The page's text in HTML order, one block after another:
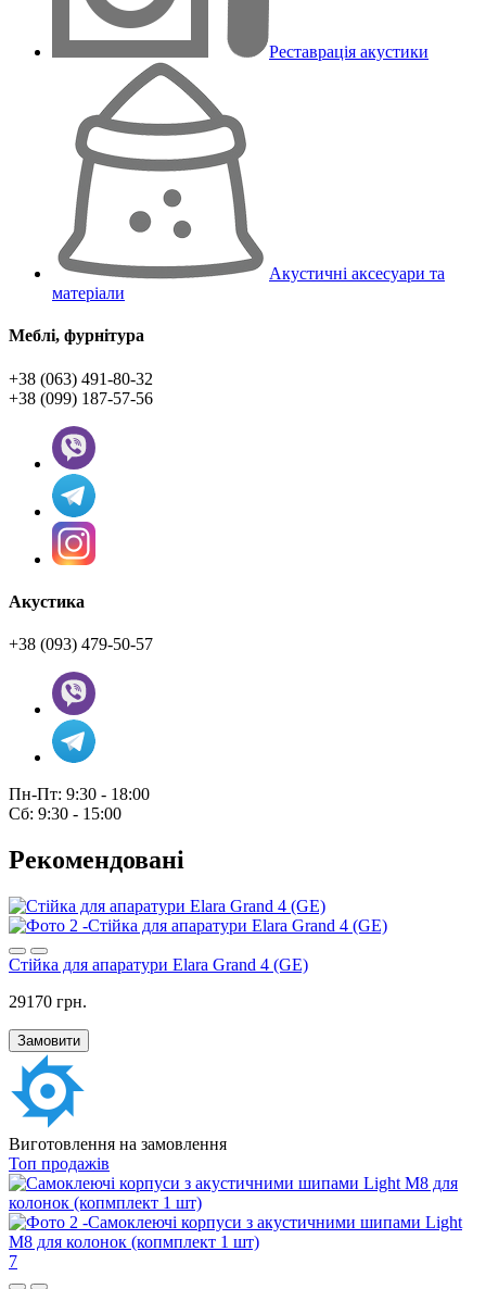
Реставрація акустики
Акустичні аксесуари та
матеріали
Меблі, фурнітура
+38 (063) 491-80-32
+38 (099) 187-57-56
Акустика
+38 (093) 479-50-57
Пн-Пт: 9:30 - 18:00
Сб: 9:30 - 15:00
Рекомендовані
Стійка для апаратури Elara Grand 4 (GE)
29170 грн.
Замовити
Виготовлення на замовлення
Топ продажів
7